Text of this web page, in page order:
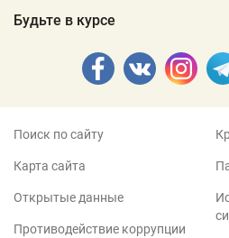
Будьте в курсе
Поиск по сайту
Карта сайта
Открытые данные
Противодействие коррупции